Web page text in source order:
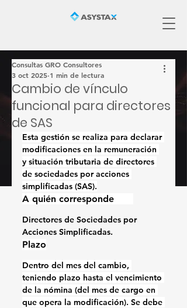
Cambio de vínculo
funcional para directores
de SAS
Consultas GRO Consultores
3 oct 2025 1 min de lectura
Esta gestión se realiza para declarar
modificaciones en la remuneración
y situación tributaria de directores
de sociedades por acciones
simplificadas (SAS).
A quién corresponde
Directores de Sociedades por
Acciones Simplificadas.
Plazo
Dentro del mes del cambio,
teniendo plazo hasta el vencimiento
de la nómina (del mes de cargo en
que opera la modificación). Se debe